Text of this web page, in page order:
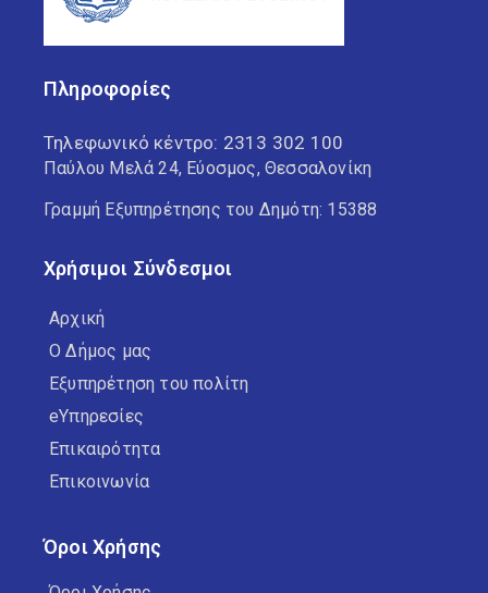
Πληροφορίες
Τηλεφωνικό κέντρο: 2313 302 100
Παύλου Μελά 24, Εύοσμος, Θεσσαλονίκη
Γραμμή Εξυπηρέτησης του Δημότη: 15388
Χρήσιμοι Σύνδεσμοι
Αρχική
Ο Δήμος μας
Εξυπηρέτηση του πολίτη
eΥπηρεσίες
Επικαιρότητα
Επικοινωνία
Όροι Χρήσης